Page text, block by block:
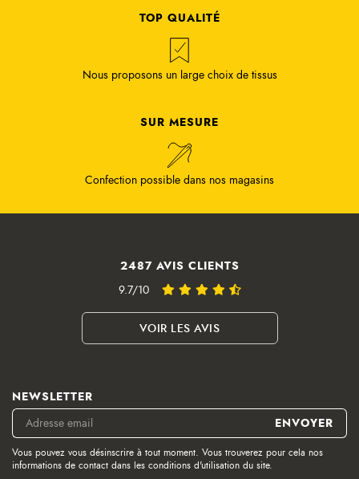
TOP QUALITÉ
Nous proposons un large choix de tissus
SUR MESURE
Confection possible dans nos magasins
2487 AVIS CLIENTS
9.7/10
VOIR LES AVIS
NEWSLETTER
Vous pouvez vous désinscrire à tout moment. Vous trouverez pour cela nos
informations de contact dans les conditions d'utilisation du site.